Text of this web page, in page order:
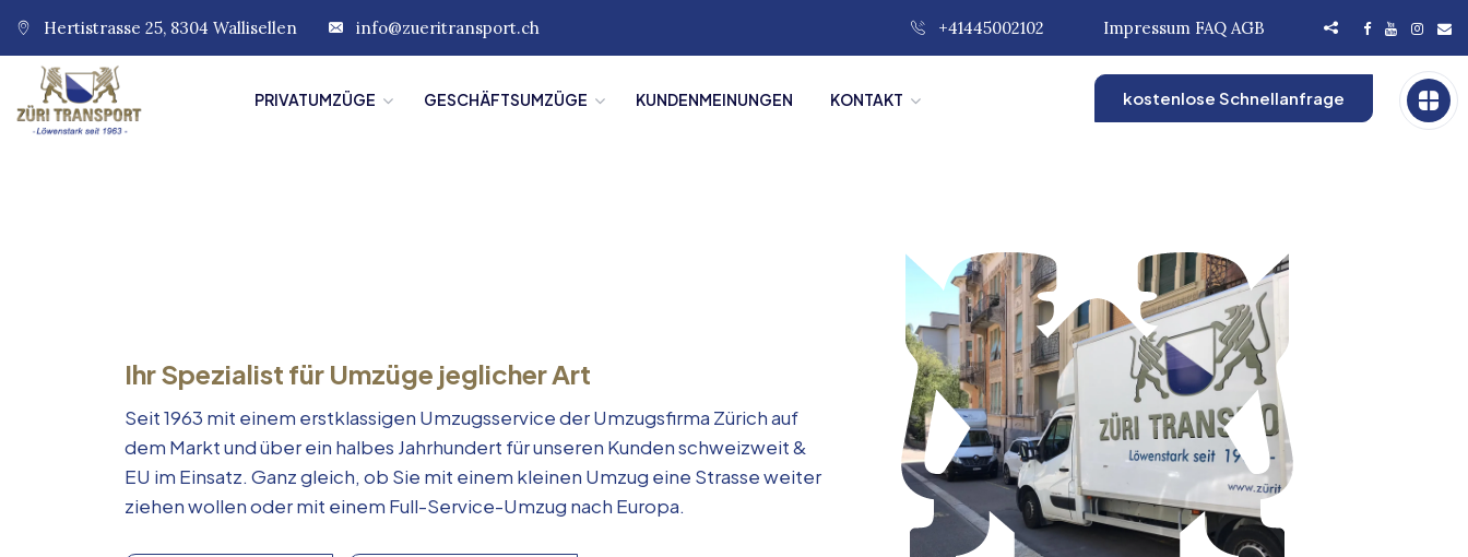
Hertistrasse 25, 8304 Wallisellen info@zueritransport.ch +41445002102 Impressum FAQ AGB
PRIVATUMZÜGE GESCHÄFTSUMZÜGE KUNDENMEINUNGEN KONTAKT kostenlose Schnellanfrage
Ihr Spezialist für Umzüge jeglicher Art
Seit 1963 mit einem erstklassigen Umzugsservice der Umzugsfirma Zürich auf
dem Markt und über ein halbes Jahrhundert für unseren Kunden schweizweit &
EU im Einsatz. Ganz gleich, ob Sie mit einem kleinen Umzug eine Strasse weiter
ziehen wollen oder mit einem Full-Service-Umzug nach Europa.